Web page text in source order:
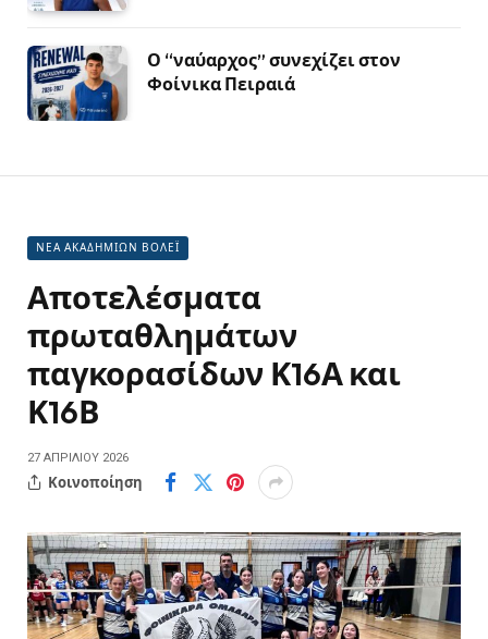
Ο “ναύαρχος” συνεχίζει στον
Φοίνικα Πειραιά
ΝΕΑ ΑΚΑΔΗΜΙΩΝ ΒΟΛΕΪ
Αποτελέσματα
πρωταθλημάτων
παγκορασίδων Κ16Α και
Κ16Β
27 ΑΠΡΙΛΊΟΥ 2026
Κοινοποίηση